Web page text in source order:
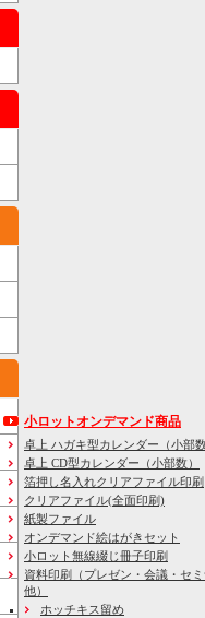
小ロットオンデマンド商品
卓上 ハガキ型カレンダー（小部
卓上 CD型カレンダー（小部数）
箔押し名入れクリアファイル印刷
クリアファイル(全面印刷)
紙製ファイル
オンデマンド絵はがきセット
小ロット無線綴じ冊子印刷
資料印刷
（プレゼン・会議・セ
他）
ホッチキス留め